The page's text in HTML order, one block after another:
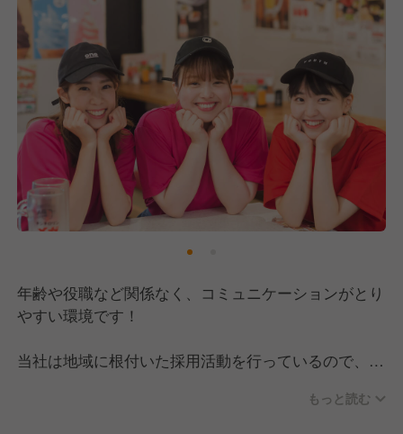
衣、油、ソース全てがオリジナルブレンドで仕上げる
串カツ田中。
ブレのない味と、お客様に安心・安全にお過ごしいた
だけるようなお店作りを心かけています。
この店舗を運営する『株式会社イートスタイル』は、
全国にフランチャイズ店舗を展開する企業です。
「ストア・オブ・ザ・イヤー」受賞実績を持つほか、
優良申告法人として2度の表彰を受けるなど、透明性
の高い経営を実践しています。
年齢や役職など関係なく、コミュニケーションがとり
やすい環境です！
当社は地域に根付いた採用活動を行っているので、同
大型商業施設内に複数店舗が営業していることも多い
もっと読む